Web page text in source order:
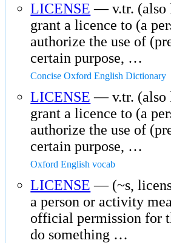
LICENSE — v.tr. (also
grant a licence to (a
authorize the use of
certain purpose, …
Concise Oxford English Dictionary
LICENSE — v.tr. (also
grant a licence to (a
authorize the use of
certain purpose, …
Oxford English vocab
LICENSE — (~s,
a person or activity
official permission for
do something …